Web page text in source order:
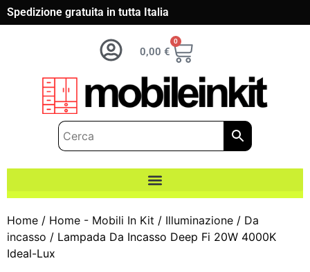
Spedizione gratuita in tutta Italia
0,00 €
0
Home / Home - Mobili In Kit / Illuminazione / Da
incasso / Lampada Da Incasso Deep Fi 20W 4000K
Ideal-Lux